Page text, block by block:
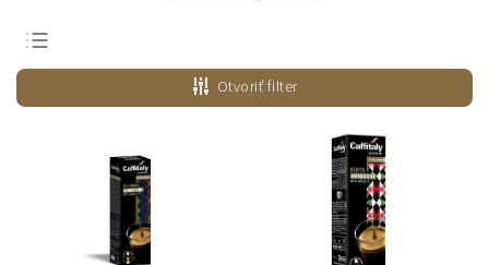
Odporúčame
Najlacnejšie
Najpredávanejšie
Abecedne
Otvoriť filter